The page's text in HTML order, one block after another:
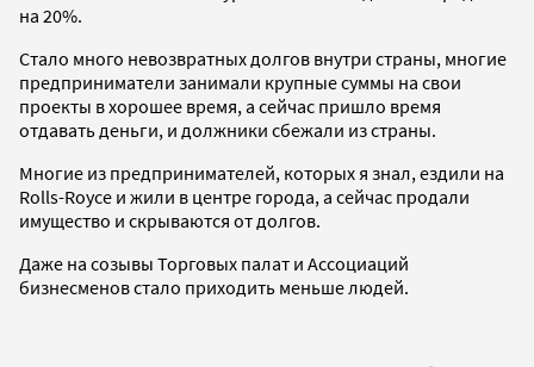
на 20%.
Стало много невозвратных долгов внутри страны, многие
предприниматели занимали крупные суммы на свои
проекты в хорошее время, а сейчас пришло время
отдавать деньги, и должники сбежали из страны.
Многие из предпринимателей, которых я знал, ездили на
Rolls-Royce и жили в центре города, а сейчас продали
имущество и скрываются от долгов.
Даже на созывы Торговых палат и Ассоциаций
бизнесменов стало приходить меньше людей.